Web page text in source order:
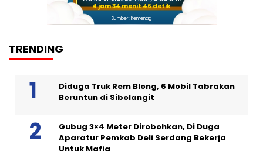
4 jam 34 menit 45 detik
Sumber: Kemenag
TRENDING
Diduga Truk Rem Blong, 6 Mobil Tabrakan
Beruntun di Sibolangit
Gubug 3×4 Meter Dirobohkan, Di Duga
Aparatur Pemkab Deli Serdang Bekerja
Untuk Mafia